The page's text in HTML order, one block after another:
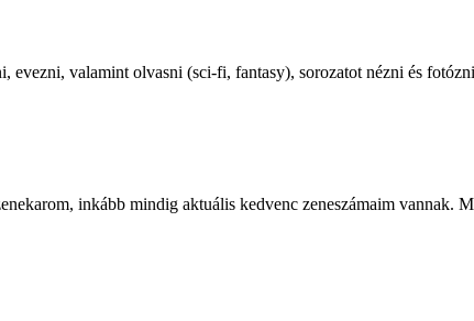
evezni, valamint olvasni (sci-fi, fantasy), sorozatot nézni és
inkább mindig aktuális kedvenc zeneszámaim